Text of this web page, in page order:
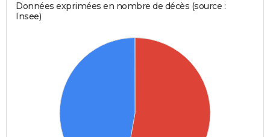
Données exprimées en nombre de décès (source :
Insee)